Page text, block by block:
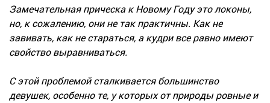
Замечательная прическа к Новому Году это локоны,
но, к сожалению, они не так практичны. Как не
завивать, как не стараться, а кудри все равно имеют
свойство выравниваться.
С этой проблемой сталкивается большинство
девушек, особенно те, у которых от природы ровные и